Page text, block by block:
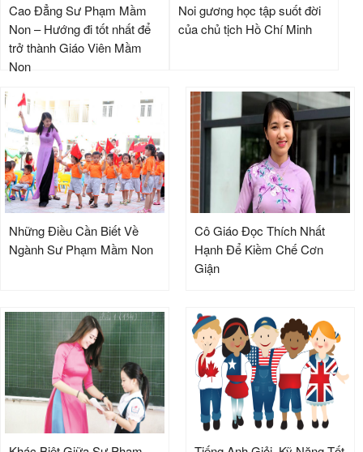
Cao Đẳng Sư Phạm Mầm
Non – Hướng đi tốt nhất để
trở thành Giáo Viên Mầm
Non
Noi gương học tập suốt đời
của chủ tịch Hồ Chí Minh
Những Điều Cần Biết Về
Ngành Sư Phạm Mầm Non
Cô Giáo Đọc Thích Nhất
Hạnh Để Kiềm Chế Cơn
Giận